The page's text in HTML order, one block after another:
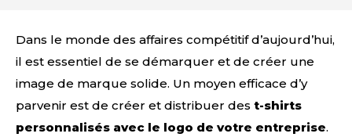
Dans le monde des affaires compétitif d’aujourd’hui,
il est essentiel de se démarquer et de créer une
image de marque solide. Un moyen efficace d’y
parvenir est de créer et distribuer des t-shirts
personnalisés avec le logo de votre entreprise.